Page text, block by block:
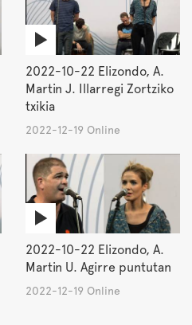
2022-10-22 Elizondo, A.
Martin J. Illarregi Zortziko
txikia
2022-12-19 Online
2022-10-22 Elizondo, A.
Martin U. Agirre puntutan
2022-12-19 Online